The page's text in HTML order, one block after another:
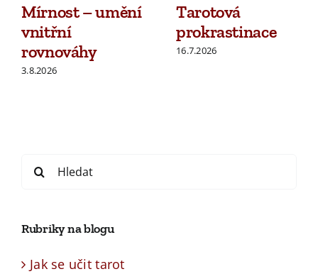
Mírnost – umění
vnitřní
rovnováhy
3.8.2026
Tarotová
prokrastinace
16.7.2026
Search
Rubriky na blogu
Jak se učit tarot